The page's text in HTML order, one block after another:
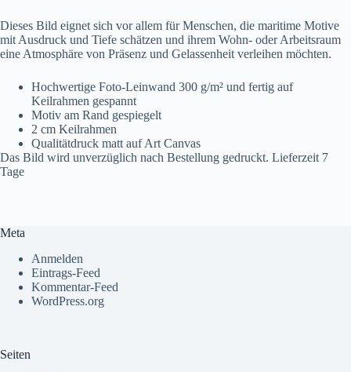
Dieses Bild eignet sich vor allem für Menschen, die maritime Motive
mit Ausdruck und Tiefe schätzen und ihrem Wohn- oder Arbeitsraum
eine Atmosphäre von Präsenz und Gelassenheit verleihen möchten.
Hochwertige Foto-Leinwand 300 g/m² und fertig auf
Keilrahmen gespannt
Motiv am Rand gespiegelt
2 cm Keilrahmen
Qualitätdruck matt auf Art Canvas
Das Bild wird unverzüglich nach Bestellung gedruckt. Lieferzeit 7
Tage
Meta
Anmelden
Eintrags-Feed
Kommentar-Feed
WordPress.org
Seiten